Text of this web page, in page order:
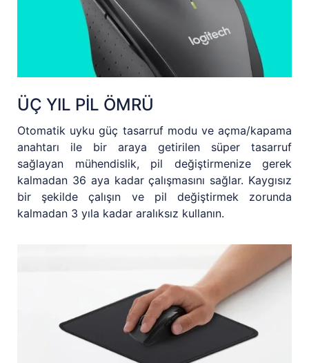
ÜÇ YIL PİL ÖMRÜ
Otomatik uyku güç tasarruf modu ve açma/kapama
anahtarı ile bir araya getirilen süper tasarruf
sağlayan mühendislik, pil değiştirmenize gerek
kalmadan 36 aya kadar çalışmasını sağlar. Kaygısız
bir şekilde çalışın ve pil değiştirmek zorunda
kalmadan 3 yıla kadar aralıksız kullanın.